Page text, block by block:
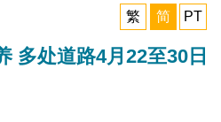
繁
简 PT
多处道路4月22至30日